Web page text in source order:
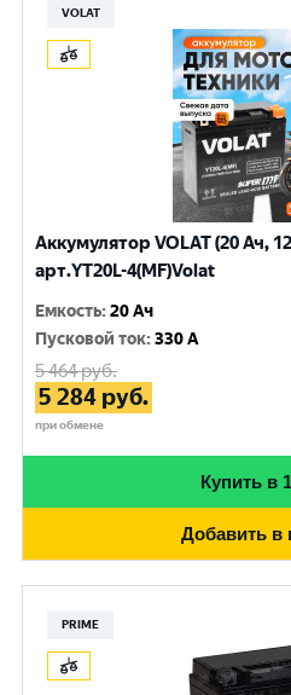
VOLAT
Аккумулятор VOLAT (20 Ач,
арт.YT20L-4(MF)Volat
Емкость:20 Ач
Пусковой ток:330 A
5 464руб.
5 284 руб.
при обмене
Купить в
Добавить в
PRIME